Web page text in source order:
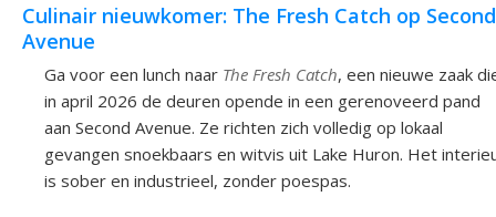
Culinair nieuwkomer: The Fresh Catch op Second
Avenue
Ga voor een lunch naar The Fresh Catch, een nieuwe zaak
in april 2026 de deuren opende in een gerenoveerd pand
aan Second Avenue. Ze richten zich volledig op lokaal
gevangen snoekbaars en witvis uit Lake Huron. Het
is sober en industrieel, zonder poespas.